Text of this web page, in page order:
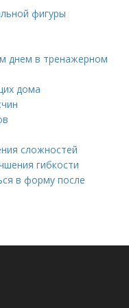
фигуры
днем в тренажерном
дома
сложностей
гибкости
в форму после